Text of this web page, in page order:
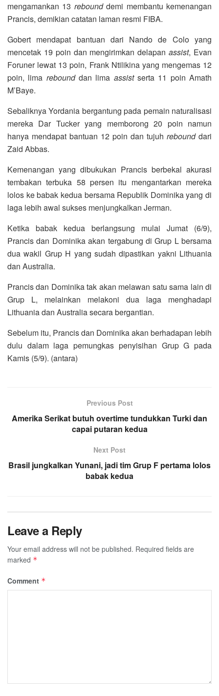
mengamankan 13 rebounddemi membantu kemenangan
Prancis, demikian catatan laman resmi FIBA.
Gobert mendapat bantuan dari Nando de Colo yang
mencetak 19 poin dan mengirimkan delapanassist, Evan
Foruner lewat 13 poin, Frank Ntilikina yang mengemas 12
poin, lima rebounddan lima assistserta 11 poin Amath
M’Baye.
Sebaliknya Yordania bergantung pada pemain naturalisasi
mereka Dar Tucker yang memborong 20 poin namun
hanya mendapat bantuan 12 poin dan tujuh rebound dari
Zaid Abbas.
Kemenangan yang dibukukan Prancis berbekal akurasi
tembakan terbuka 58 persen itu mengantarkan mereka
lolos ke babak kedua bersama Republik Dominika yang di
laga lebih awal sukses menjungkalkan Jerman.
Ketika babak kedua berlangsung mulai Jumat (6/9),
Prancis dan Dominika akan tergabung di Grup L bersama
dua wakil Grup H yang sudah dipastikan yakni Lithuania
dan Australia.
Prancis dan Dominika tak akan melawan satu sama lain di
Grup L, melainkan melakoni dua laga menghadapi
Lithuania dan Australia secara bergantian.
Sebelum itu, Prancis dan Dominika akan berhadapan lebih
dulu dalam laga pemungkas penyisihan Grup G pada
Kamis (5/9). (antara)
Previous Post
Amerika Serikat butuh overtime tundukkan Turki dan
capai putaran kedua
Next Post
Brasil jungkalkan Yunani, jadi tim Grup F pertama lolos
babak kedua
Leave a Reply
Your email address will not be published. Required fields are
marked *
Comment *